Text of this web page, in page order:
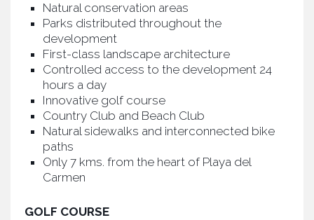
Natural conservation areas
Parks distributed throughout the
development
First-class landscape architecture
Controlled access to the development 24
hours a day
Innovative golf course
Country Club and Beach Club
Natural sidewalks and interconnected bike
paths
Only 7 kms. from the heart of Playa del
Carmen
GOLF COURSE